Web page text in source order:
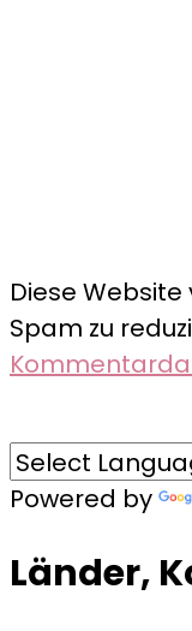
Diese
Spam zu
Powered by
Länder,